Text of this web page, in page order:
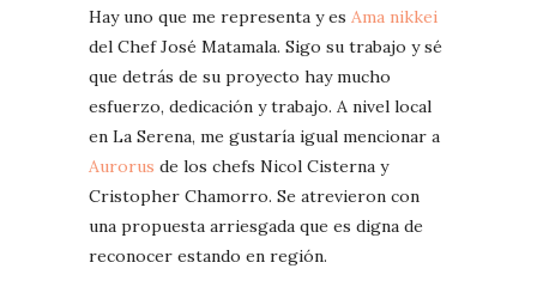
Hay uno que me representa y es Ama nikkei
del Chef José Matamala. Sigo su trabajo y sé
que detrás de su proyecto hay mucho
esfuerzo, dedicación y trabajo. A nivel local
en La Serena, me gustaría igual mencionar a
Aurorus de los chefs Nicol Cisterna y
Cristopher Chamorro. Se atrevieron con
una propuesta arriesgada que es digna de
reconocer estando en región.